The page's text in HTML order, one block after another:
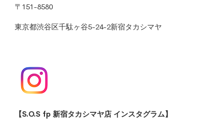
〒151-8580
東京都渋谷区千駄ヶ谷5-24-2新宿タカシマヤ
【S.O.S fp 新宿タカシマヤ店 インスタグラム】